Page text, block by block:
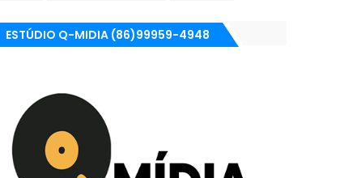
ESTÚDIO Q-MIDIA (86)99959-4948